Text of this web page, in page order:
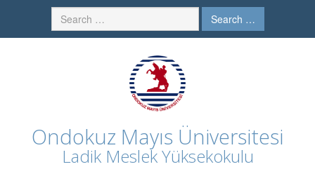
Search …
Ondokuz Mayıs Üniversitesi
Ladik Meslek Yüksekokulu